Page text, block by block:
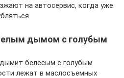
на автосервис, когда уже
дымом с голубым
белесым с голубым
лежат в маслосъемных